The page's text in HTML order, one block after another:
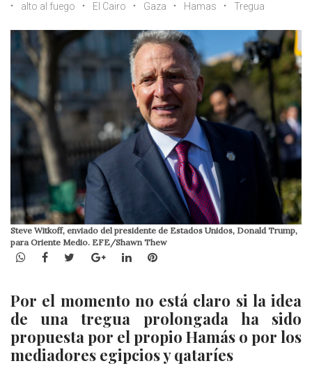
alto al fuego
El Cairo Gaza Hamas Tregua
Steve Witkoff, enviado del presidente de Estados Unidos, Donald Trump,
para Oriente Medio. EFE/Shawn Thew
WhatsApp
Facebook
TwitterGoogle+LinkedInPinterest
Por el momento no está claro si la idea
de una tregua prolongada ha sido
propuesta por el propio Hamás o por los
mediadores egipcios y qataríes